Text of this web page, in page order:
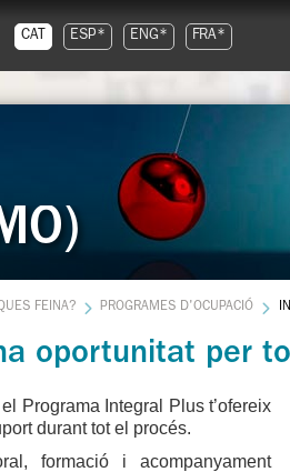
CAT ESP* ENG* FRA*
FEINA? PROGRAMES D'OCUPACIÓ
oportunitat per
Programa Integral Plus t’ofereix
durant tot el procés.
formació i acompanyament